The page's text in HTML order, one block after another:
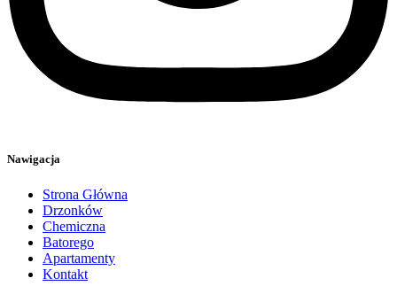
Nawigacja
Strona Główna
Drzonków
Chemiczna
Batorego
Apartamenty
Kontakt